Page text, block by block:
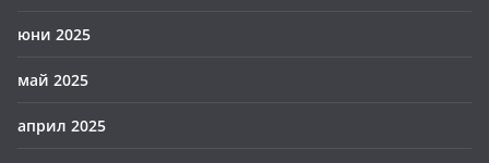
юни 2025
май 2025
април 2025